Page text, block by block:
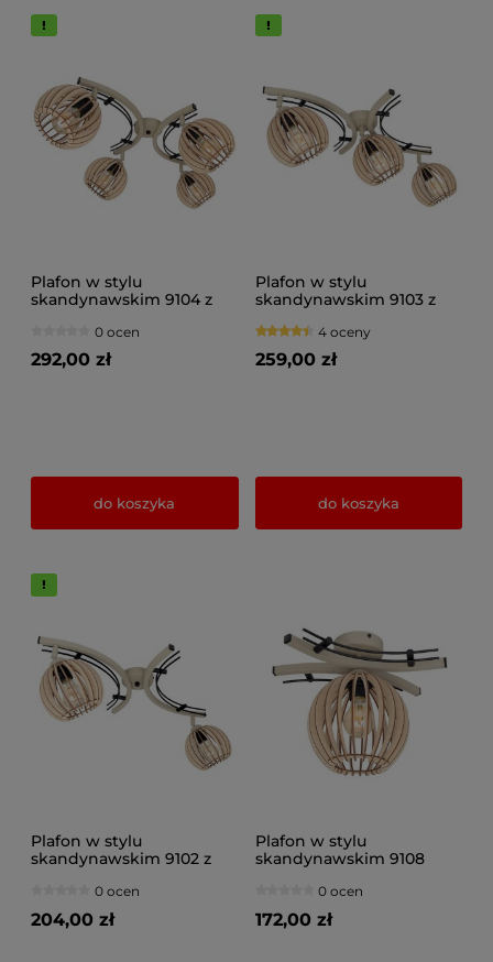
Plafon w stylu
skandynawskim 9104 z
drewniane naturalne,
brązowe, czarne
0 ocen
292,00 zł
do koszyka
Plafon w stylu
skandynawskim 9103 z
drewniane naturalne,
brązowe, czarne
4 oceny
259,00 zł
do koszyka
Plafon w stylu
skandynawskim 9102 z
drewniane naturalne,
brązowe, czarne
0 ocen
204,00 zł
Plafon w stylu
skandynawskim 9108
naturalny, brązowy,
czarny
0 ocen
172,00 zł